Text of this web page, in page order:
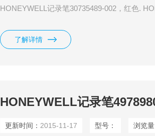
HONEYWELL记录笔30735489-002，红色.
HONEYWELL记录笔30735489-006，绿色.
了解详情
HONEYWELL记录笔
更新时间： 2015-11-17 型号： 浏览量